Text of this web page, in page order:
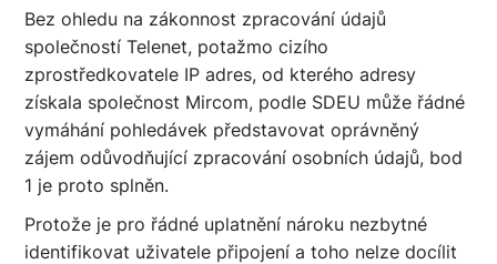
Bez ohledu na zákonnost zpracování údajů
společností Telenet, potažmo cizího
zprostředkovatele IP adres, od kterého adresy
získala společnost Mircom, podle SDEU může řádné
vymáhání pohledávek představovat oprávněný
zájem odůvodňující zpracování osobních údajů, bod
1 je proto splněn.
Protože je pro řádné uplatnění nároku nezbytné
identifikovat uživatele připojení a toho nelze docílit